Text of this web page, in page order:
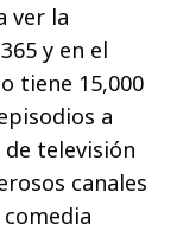
ver la
y en el
tiene 15,000
a
televisión
canales
comedia